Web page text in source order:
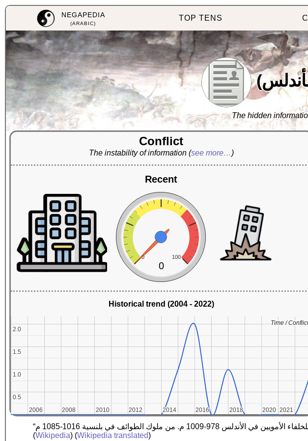
NEGAPEDIA
(ARABIC)
TOP TENS
The hidden
Conflict
The instability of information (see more…)
Recent
0 100
0
Historical trend (2004 - 2022)
2006
2006 2008
2008 2010
2010 2012
2012 2014
2014 2016
2016 2018
2018 2020
2020 2021
2021
0.5
0.5
1.0
1.0
1.5
1.5
2.0
2.0
Time /
Time /
(Wikipedia) (Wikipedia translated)